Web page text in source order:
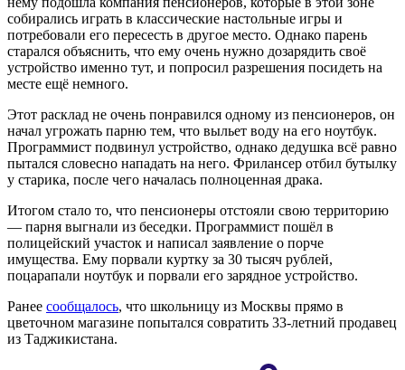
собирались играть в классические настольные игры и
потребовали его пересесть в другое место. Однако парень
старался объяснить, что ему очень нужно дозарядить своё
устройство именно тут, и попросил разрешения посидеть на
месте ещё немного.
Этот расклад не очень понравился одному из пенсионеров, он
начал угрожать парню тем, что выльет воду на его ноутбук.
Программист подвинул устройство, однако дедушка всё равно
пытался словесно нападать на него. Фрилансер отбил бутылку
у старика, после чего началась полноценная драка.
Итогом стало то, что пенсионеры отстояли свою территорию
— парня выгнали из беседки. Программист пошёл в
полицейский участок и написал заявление о порче
имущества. Ему порвали куртку за 30 тысяч рублей,
поцарапали ноутбук и порвали его зарядное устройство.
Ранее сообщалось, что школьницу из Москвы прямо в
цветочном магазине попытался совратить 33-летний продавец
из Таджикистана.